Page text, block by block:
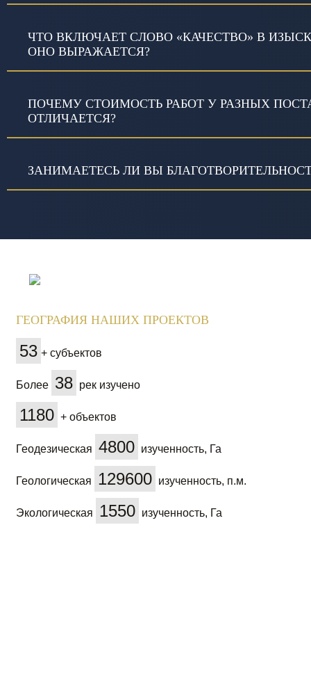
ЧТО ВКЛЮЧАЕТ СЛОВО «КАЧЕСТВО» В
ОНО ВЫРАЖАЕТСЯ?
ПОЧЕМУ СТОИМОСТЬ РАБОТ У РАЗНЫХ
ОТЛИЧАЕТСЯ?
ЗАНИМАЕТЕСЬ ЛИ ВЫ
ГЕОГРАФИЯ НАШИХ ПРОЕКТОВ
53 + субъектов
Более 38 рек изучено
1180 + объектов
Геодезическая 4800 изученность, Га
Геологическая 129600 изученность, п.м.
Экологическая 1550 изученность, Га